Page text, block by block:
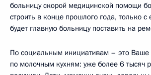
больницу скорой медицинской помощи
строить в конце прошлого года, только
будет главную больницу поставить на
По социальным инициативам – это Ваше
по молочным кухням: уже более 6 тысяч